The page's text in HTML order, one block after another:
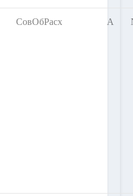
СовОбРасх А